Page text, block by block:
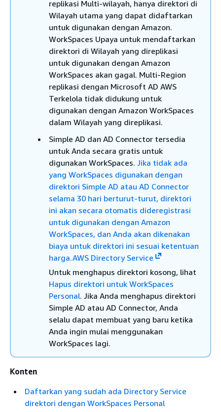
replikasi Multi-wilayah, hanya direktori di
Wilayah utama yang dapat didaftarkan
untuk digunakan dengan Amazon.
WorkSpaces Upaya untuk mendaftarkan
direktori di Wilayah yang direplikasi
untuk digunakan dengan Amazon
WorkSpaces akan gagal. Multi-Region
replikasi dengan Microsoft AD AWS
Terkelola tidak didukung untuk
digunakan dengan Amazon WorkSpaces
dalam Wilayah yang direplikasi.
Simple AD dan AD Connector tersedia
untuk Anda secara gratis untuk
digunakan WorkSpaces. Jika tidak ada
yang WorkSpaces digunakan dengan
direktori Simple AD atau AD Connector
selama 30 hari berturut-turut, direktori
ini akan secara otomatis dideregistrasi
untuk digunakan dengan Amazon
WorkSpaces, dan Anda akan dikenakan
biaya untuk direktori ini sesuai ketentuan
harga.AWS Directory Service
Untuk menghapus direktori kosong, lihat
Hapus direktori untuk WorkSpaces
Personal. Jika Anda menghapus direktori
Simple AD atau AD Connector, Anda
selalu dapat membuat yang baru ketika
Anda ingin mulai menggunakan
WorkSpaces lagi.
Konten
Daftarkan yang sudah ada Directory Service
direktori dengan WorkSpaces Personal